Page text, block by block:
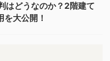
はどうなのか？2階建て
大公開！